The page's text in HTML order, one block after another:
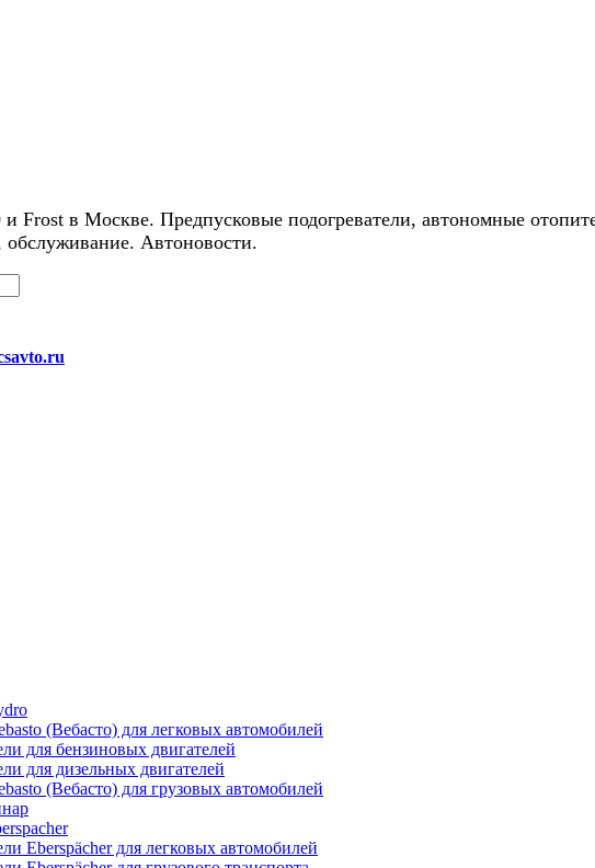
Frost в Москве. Предпусковые подогреватели, автономные
Автоновости.
(Вебасто) для легковых автомобилей
для бензиновых двигателей
для дизельных двигателей
(Вебасто) для грузовых автомобилей
Eberspächer для легковых автомобилей